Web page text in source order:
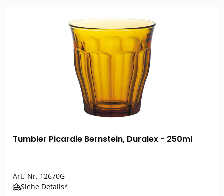
Tumbler Picardie Bernstein, Duralex - 250ml
Art.-Nr. 12670G
Siehe Details*